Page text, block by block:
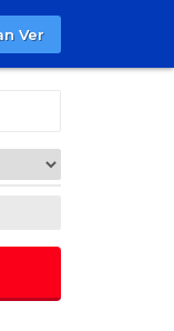
Ver